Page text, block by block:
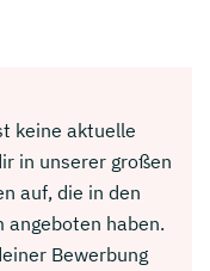
keine aktuelle
in unserer großen
auf, die in den
angeboten haben.
Bewerbung